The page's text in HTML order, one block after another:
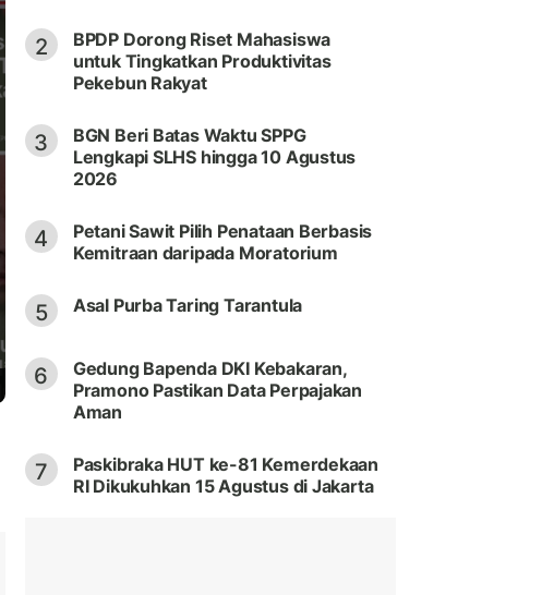
2
BPDP Dorong Riset Mahasiswa
untuk Tingkatkan Produktivitas
Pekebun Rakyat
3
BGN Beri Batas Waktu SPPG
Lengkapi SLHS hingga 10 Agustus
2026
4
Petani Sawit Pilih Penataan Berbasis
Kemitraan daripada Moratorium
5 Asal Purba Taring Tarantula
6
Gedung Bapenda DKI Kebakaran,
Pramono Pastikan Data Perpajakan
Aman
7
Paskibraka HUT ke-81 Kemerdekaan
RI Dikukuhkan 15 Agustus di Jakarta